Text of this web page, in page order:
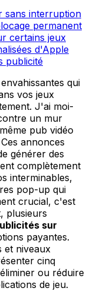
sans interruption
permanent
certains jeux
d'Apple
publicité
qui
vos jeux
J'ai moi-
un mur
pub vidéo
annonces
générer des
complètement
interminables,
pop-up qui
crucial, c'est
plusieurs
sur
payantes.
et niveaux
cinq
ou réduire
de jeu.